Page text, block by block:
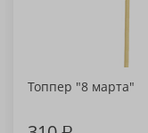
Топпер "8 марта"